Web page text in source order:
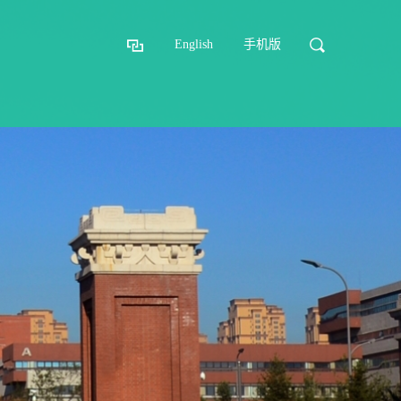
English 手机版